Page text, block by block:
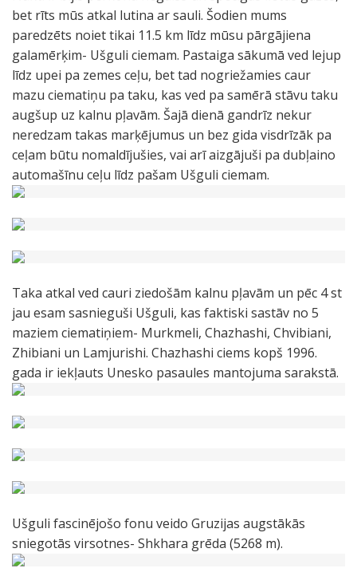
bet rīts mūs atkal lutina ar sauli. Šodien mums
paredzēts noiet tikai 11.5 km līdz mūsu pārgājiena
galamērķim- Ušguli ciemam. Pastaiga sākumā ved lejup
līdz upei pa zemes ceļu, bet tad nogriežamies caur
mazu ciematiņu pa taku, kas ved pa samērā stāvu taku
augšup uz kalnu pļavām. Šajā dienā gandrīz nekur
neredzam takas marķējumus un bez gida visdrīzāk pa
ceļam būtu nomaldījušies, vai arī aizgājuši pa dubļaino
automašīnu ceļu līdz pašam Ušguli ciemam.
Taka atkal ved cauri ziedošām kalnu pļavām un pēc 4 st
jau esam sasnieguši Ušguli, kas faktiski sastāv no 5
maziem ciematiņiem- Murkmeli, Chazhashi, Chvibiani,
Zhibiani un Lamjurishi. Chazhashi ciems kopš 1996.
gada ir iekļauts Unesko pasaules mantojuma sarakstā.
Ušguli fascinējošo fonu veido Gruzijas augstākās
sniegotās virsotnes- Shkhara grēda (5268 m).